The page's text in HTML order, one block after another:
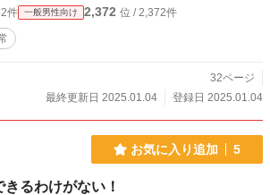
件 一般男性向け 2,372 位 / 2,372件
32ページ
最終更新日 2025.01.04
登録日 2025.01.04
お気に入り追加 5
るわけがない！